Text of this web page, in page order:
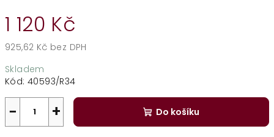
1 120 Kč
925,62 Kč bez DPH
cena:
Skladem
Kód: 40593/R34
+
− Do košíku